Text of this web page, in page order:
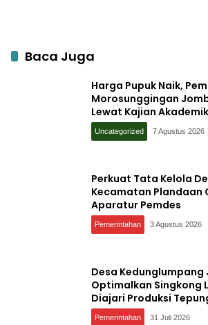
Baca Juga
Harga Pupuk Naik,
Morosunggingan
Lewat Kajian Akademik
Uncategorized 7 Agustus 2026
Perkuat Tata Kelola
Kecamatan Plandaan
Aparatur Pemdes
Pemerintahan 3 Agustus 2026
Desa Kedunglumpang
Optimalkan Singkong
Diajari Produksi
Pemerintahan 31 Juli 2026